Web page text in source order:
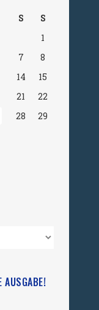
S
S
1
7
8
14
15
21
22
28
29
AUSGABE!